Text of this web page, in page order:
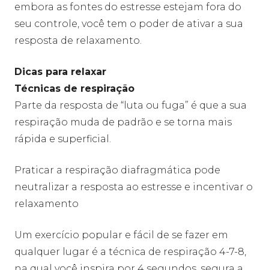
embora as fontes do estresse estejam fora do
seu controle, você tem o poder de ativar a sua
resposta de relaxamento.
Dicas para relaxar
Técnicas de respiração
Parte da resposta de “luta ou fuga” é que a sua
respiração muda de padrão e se torna mais
rápida e superficial.
Praticar a respiração diafragmática pode
neutralizar a resposta ao estresse e incentivar o
relaxamento
Um exercício popular e fácil de se fazer em
qualquer lugar é a técnica de respiração 4-7-8,